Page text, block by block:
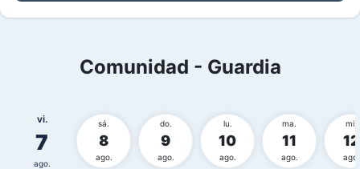
Comunidad - Guardia
vi.
7
ago.
sá.
8
ago.
do.
9
ago.
lu.
10
ago.
ma.
11
ago.
mi.
12
ago.